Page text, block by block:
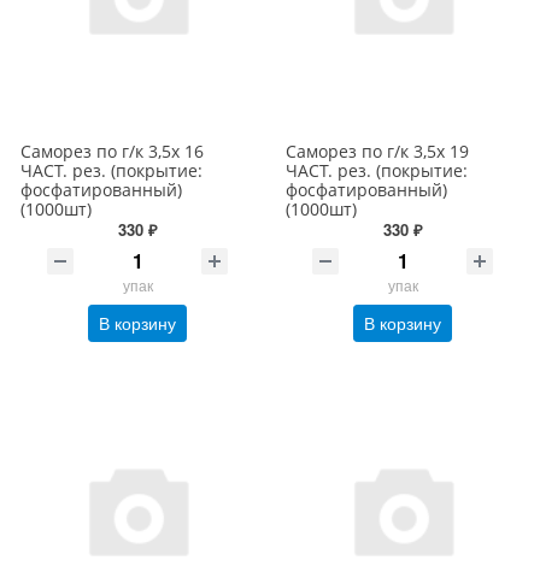
Саморез по г/к 3,5х 16
ЧАСТ. рез. (покрытие:
фосфатированный)
(1000шт)
330 ₽
упак
В корзину
Саморез по г/к 3,5х 19
ЧАСТ. рез. (покрытие:
фосфатированный)
(1000шт)
330 ₽
упак
В корзину